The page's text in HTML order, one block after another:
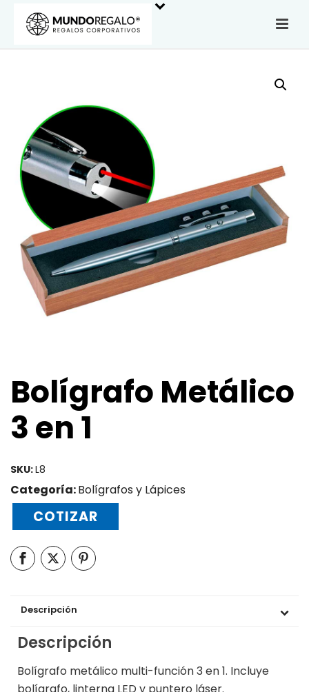
Bolígrafo Metálico
3 en 1
SKU:L8
Categoría:Bolígrafos y Lápices
COTIZAR
Descripción
Descripción
Bolígrafo metálico multi-función 3 en 1. Incluye